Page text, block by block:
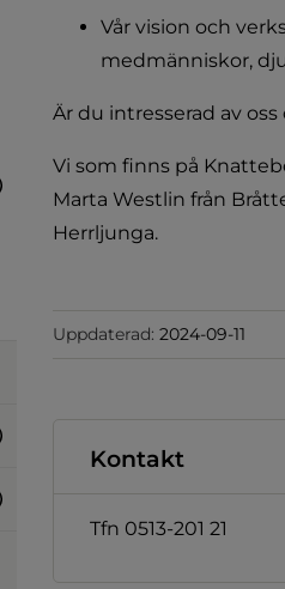
annan webbplats, öppnas i
öppnas i nytt fönster.
webbplats, öppnas i nytt
Vår vision och
medmänniskor,
Är du intresserad av oss
Vi som finns på
Marta Westlin från
Herrljunga.
Uppdaterad: 2024-09-11
Kontakt
Tfn 0513-201 21